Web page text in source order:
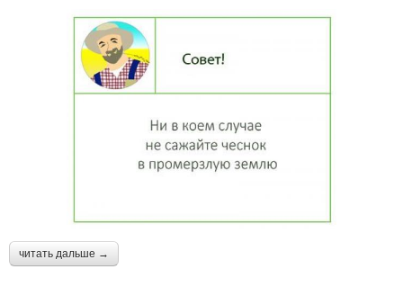
читать дальше →